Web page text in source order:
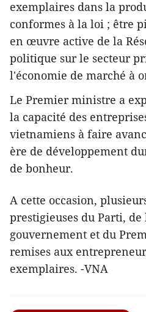
exemplaires dans la
conformes à la loi ; être
en œuvre active de la
politique sur le secteur
l'économie de marché à
Le Premier ministre a
la capacité des
vietnamiens à faire
ère de développement
de bonheur.
A cette occasion,
prestigieuses du Parti, de
gouvernement et du
remises aux
exemplaires. -VNA